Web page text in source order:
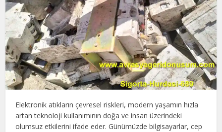
Elektronik atıkların çevresel riskleri, modern yaşamın hızla
artan teknoloji kullanımının doğa ve insan üzerindeki
olumsuz etkilerini ifade eder. Günümüzde bilgisayarlar, cep